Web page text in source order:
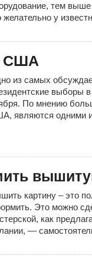
тем
желательно у
США
из самых
выборы
По мнению
являются одними
картину – это
Это можно
как
—